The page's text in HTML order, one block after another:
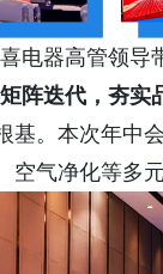
喜电器高管领
阵迭代，夯实
基。本次年中
空气净化等多